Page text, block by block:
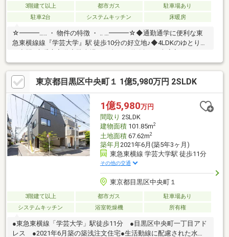
3階建て以上 都市ガス
駐車場あり
駐車2台
システムキッチン 床暖房
☆━━━…‥ ・ 物件の特徴 ・ ‥ …━━━☆◆通勤通学に便利な東
急東横線線『学芸大学』駅 徒歩10分の好立地♪◆4LDKのゆとりあ
ーズ♪◆周辺は閑静な住宅地につき落ち着いた街並みでお過ごし
頂けます♪◆スーパー、コンビニ、公園等、生活環境良好
♪☆━━━…‥ ・ ━☆━ ・ ‥…━━━☆
東京都目黒区中央町１ 1億5,980万円 2SLDK
1億5,980万円
間取り 2SLDK
建物面積101.85m2
土地面積67.62m2
築年月 2021年6月(築5年3ヶ月)
東急東横線 学芸大学駅 徒歩11分
その他の交通
東京都目黒区中央町１
3階建て以上 都市ガス
駐車場あり
システムキッチン
浴室乾燥機 所有権
●東急東横線「学芸大学」駅徒歩11分 ●目黒区中央町一丁目アド
レス ●2021年6月築の築浅注文住宅●生活動線に配慮された水回